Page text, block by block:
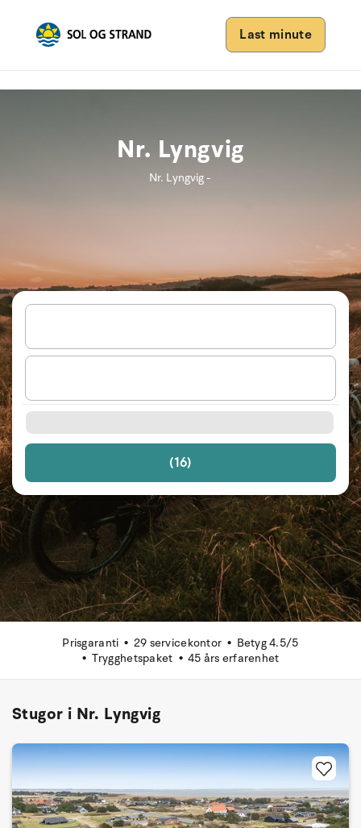
Last minute
(16)
Nr. Lyngvig
Nr. Lyngvig -
Prisgaranti 29 servicekontor
Betyg 4.5/5
Trygghetspaket
45 års erfarenhet
Stugor i Nr. Lyngvig